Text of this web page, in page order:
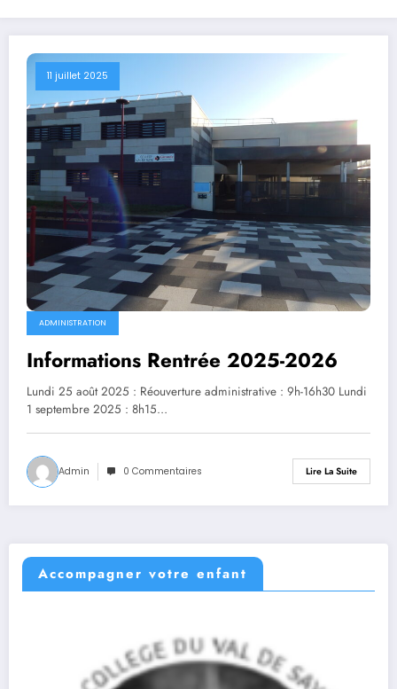
11 juillet 2025
ADMINISTRATION
Informations Rentrée 2025-2026
Lundi 25 août 2025 : Réouverture administrative : 9h-16h30 Lundi
1 septembre 2025 : 8h15…
Admin 0 Commentaires Lire La Suite
Accompagner votre enfant